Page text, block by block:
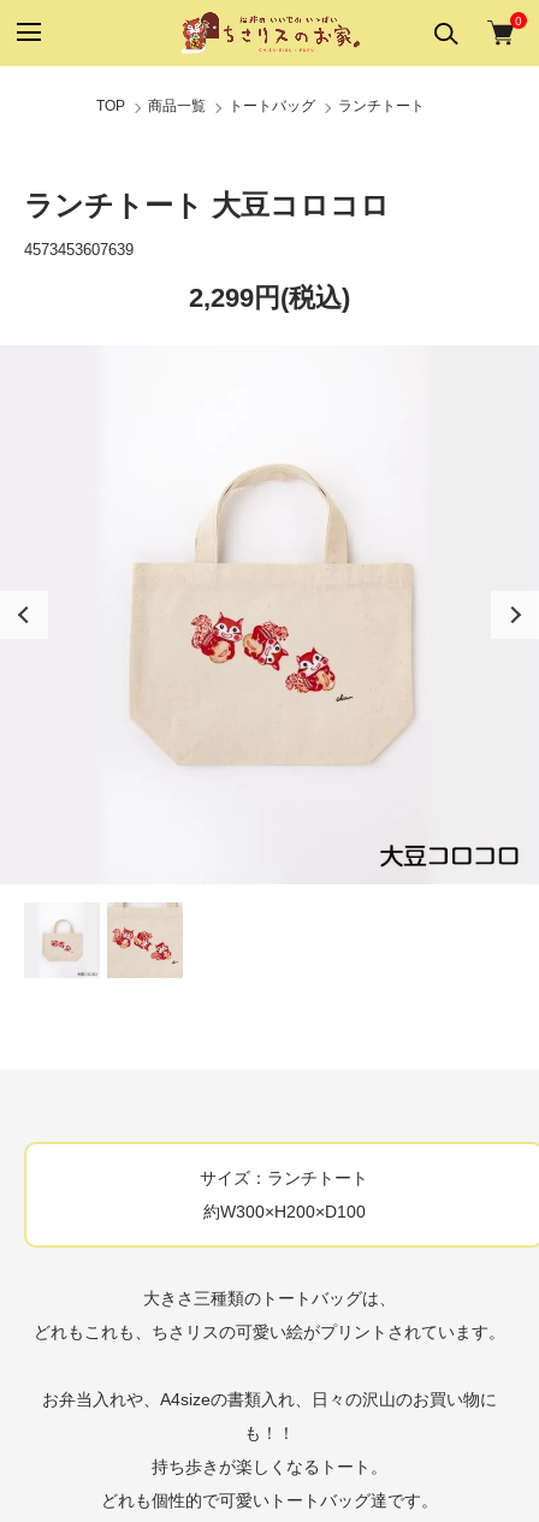
0
TOP 商品一覧 トートバッグ ランチトート
ランチトート 大豆コロコロ
4573453607639
2,299円(税込)
サイズ：ランチトート
約W300×H200×D100
大きさ三種類のトートバッグは、
どれもこれも、ちさリスの可愛い絵がプリントされています。
お弁当入れや、A4sizeの書類入れ、日々の沢山のお買い物に
も！！
持ち歩きが楽しくなるトート。
どれも個性的で可愛いトートバッグ達です。